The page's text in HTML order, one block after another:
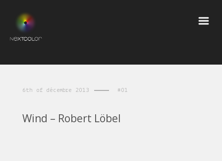
6th of décembre 2013 #01
Wind – Robert Löbel